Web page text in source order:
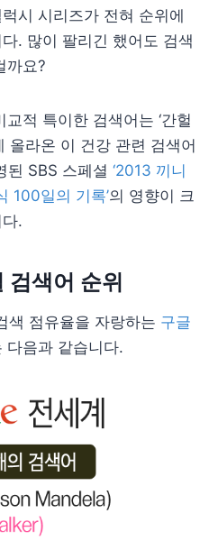
시 시리즈가 전혀 순위에
. 많이 팔리긴 했어도 검색
까요?
적 특이한 검색어는 ‘간헐
올라온 이 건강 관련 검색어
된 SBS 스페셜 ‘2013 끼니
100일의 기록’의 영향이 크
.
검색어 순위
색 점유율을 자랑하는 구글
다음과 같습니다.